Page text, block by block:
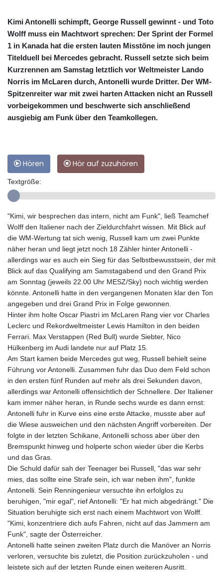
Kimi Antonelli schimpft, George Russell gewinnt - und Toto
Wolff muss ein Machtwort sprechen: Der Sprint der Formel
1 in Kanada hat die ersten lauten Misstöne im noch jungen
Titelduell bei Mercedes gebracht. Russell setzte sich beim
Kurzrennen am Samstag letztlich vor Weltmeister Lando
Norris im McLaren durch, Antonelli wurde Dritter. Der WM-
Spitzenreiter war mit zwei harten Attacken nicht an Russell
vorbeigekommen und beschwerte sich anschließend
ausgiebig am Funk über den Teamkollegen.
Hören Hör auf zuzuhören
Textgröße:
"Kimi, wir besprechen das intern, nicht am Funk", ließ Teamchef
Wolff den Italiener nach der Zieldurchfahrt wissen. Mit Blick auf
die WM-Wertung tat sich wenig, Russell kam um zwei Punkte
näher heran und liegt jetzt noch 18 Zähler hinter Antonelli -
allerdings war es auch ein Sieg für das Selbstbewusstsein, der mit
Blick auf das Qualifying am Samstagabend und den Grand Prix
am Sonntag (jeweils 22.00 Uhr MESZ/Sky) noch wichtig werden
könnte. Antonelli hatte in den vergangenen Monaten klar den Ton
angegeben und drei Grand Prix in Folge gewonnen.
Hinter ihm holte Oscar Piastri im McLaren Rang vier vor Charles
Leclerc und Rekordweltmeister Lewis Hamilton in den beiden
Ferrari. Max Verstappen (Red Bull) wurde Siebter, Nico
Hülkenberg im Audi landete nur auf Platz 15.
Am Start kamen beide Mercedes gut weg, Russell behielt seine
Führung vor Antonelli. Zusammen fuhr das Duo dem Feld schon
in den ersten fünf Runden auf mehr als drei Sekunden davon,
allerdings war Antonelli offensichtlich der Schnellere. Der Italiener
kam immer näher heran, in Runde sechs wurde es dann ernst:
Antonelli fuhr in Kurve eins eine erste Attacke, musste aber auf
die Wiese ausweichen und den nächsten Angriff vorbereiten. Der
folgte in der letzten Schikane, Antonelli schoss aber über den
Bremspunkt hinweg und holperte schon wieder über die Kerbs
und das Gras.
Die Schuld dafür sah der Teenager bei Russell, "das war sehr
mies, das sollte eine Strafe sein, ich war neben ihm", funkte
Antonelli. Sein Renningenieur versuchte ihn erfolglos zu
beruhigen, "mir egal", rief Antonelli: "Er hat mich abgedrängt." Die
Situation beruhigte sich erst nach einem Machtwort von Wolff.
"Kimi, konzentriere dich aufs Fahren, nicht auf das Jammern am
Funk", sagte der Österreicher.
Antonelli hatte seinen zweiten Platz durch die Manöver an Norris
verloren, versuchte bis zuletzt, die Position zurückzuholen - und
leistete sich auf der letzten Runde einen weiteren Ausritt.